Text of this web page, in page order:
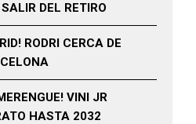
DEL RETIRO
RODRI CERCA DE
VINI JR
HASTA 2032